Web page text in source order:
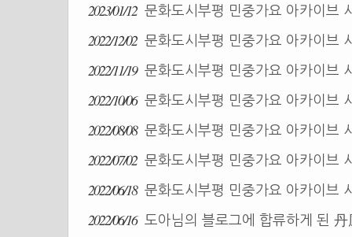
2023/01/12 문화도시부평 민중가요 아카이브
2022/12/02 문화도시부평 민중가요 아카이브
2022/11/19 문화도시부평 민중가요 아카이브
2022/10/06 문화도시부평 민중가요 아카이브
2022/08/08 문화도시부평 민중가요 아카이브
2022/07/02 문화도시부평 민중가요 아카이브
2022/06/18 문화도시부평 민중가요 아카이브
2022/06/16 도아님의 블로그에 합류하게 된 丹